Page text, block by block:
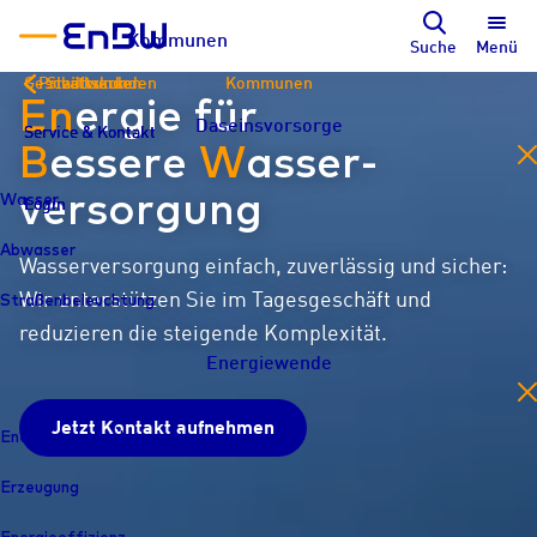
Kommunen Suche Menü
Kommunen
Daseinsvorsorge
Wasser
Abwasser
Straßenbeleuchtung
Energiewende
Energiewende Übersicht
Erzeugung
Privatkunden
Service & Kontakt
Login
Geschäftskunden
Service & Kontakt
Login
Stadtwerke
Service & Kontakt
Login
Energie für
Bessere Wasser­
versorgung
Wasserversorgung einfach, zuverlässig und sicher:
Wir unterstützen Sie im Tagesgeschäft und
reduzieren die steigende Komplexität.
Jetzt Kontakt aufnehmen